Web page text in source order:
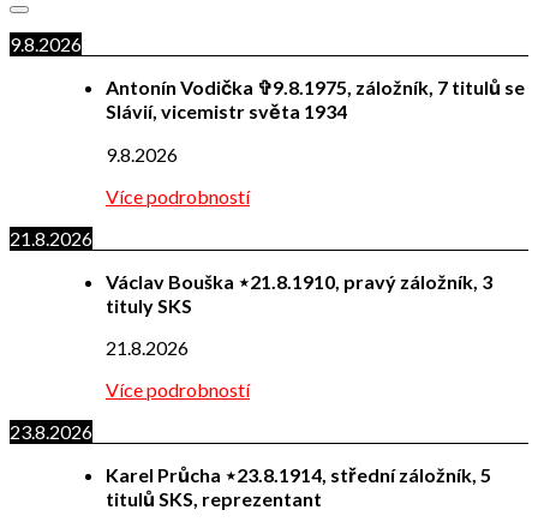
9.8.2026
Antonín Vodička ✞9.8.1975, záložník, 7 titulů se
Slávií, vicemistr světa 1934
9.8.2026
Více podrobností
21.8.2026
Václav Bouška ⋆21.8.1910, pravý záložník, 3
tituly SKS
21.8.2026
Více podrobností
23.8.2026
Karel Průcha ⋆23.8.1914, střední záložník, 5
titulů SKS, reprezentant